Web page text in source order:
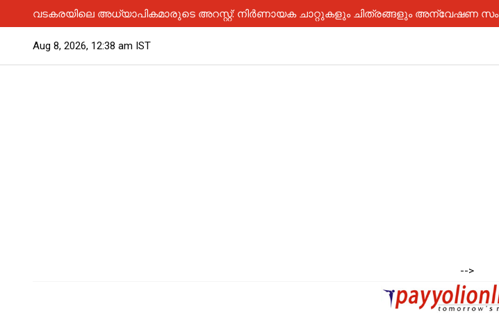
വടകരയിലെ അധ്യാപികമാരുടെ അറസ്റ്റ്: നിർണായക ചാറ്റുകളും ചിത്രങ്ങളും അന്വേഷണ
Aug 8, 2026, 12:38 am IST
-->